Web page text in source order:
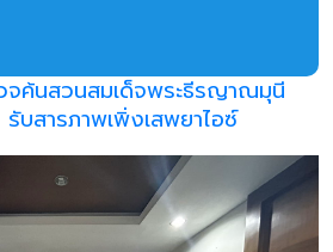
ค้นสวนสมเด็จพระธีรญาณมุนี
บสารภาพเพิ่งเสพยาไอซ์